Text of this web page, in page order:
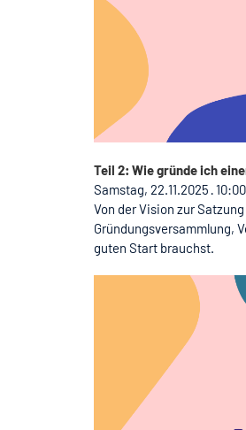
Teil 2: Wie gründe ich
Samstag, 22.11.2025 ·
Von der Vision zur
Gründungsversammlung,
guten Start brauchst.